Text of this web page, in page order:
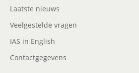
Laatste nieuws
Veelgestelde vragen
IAS in English
Contactgegevens